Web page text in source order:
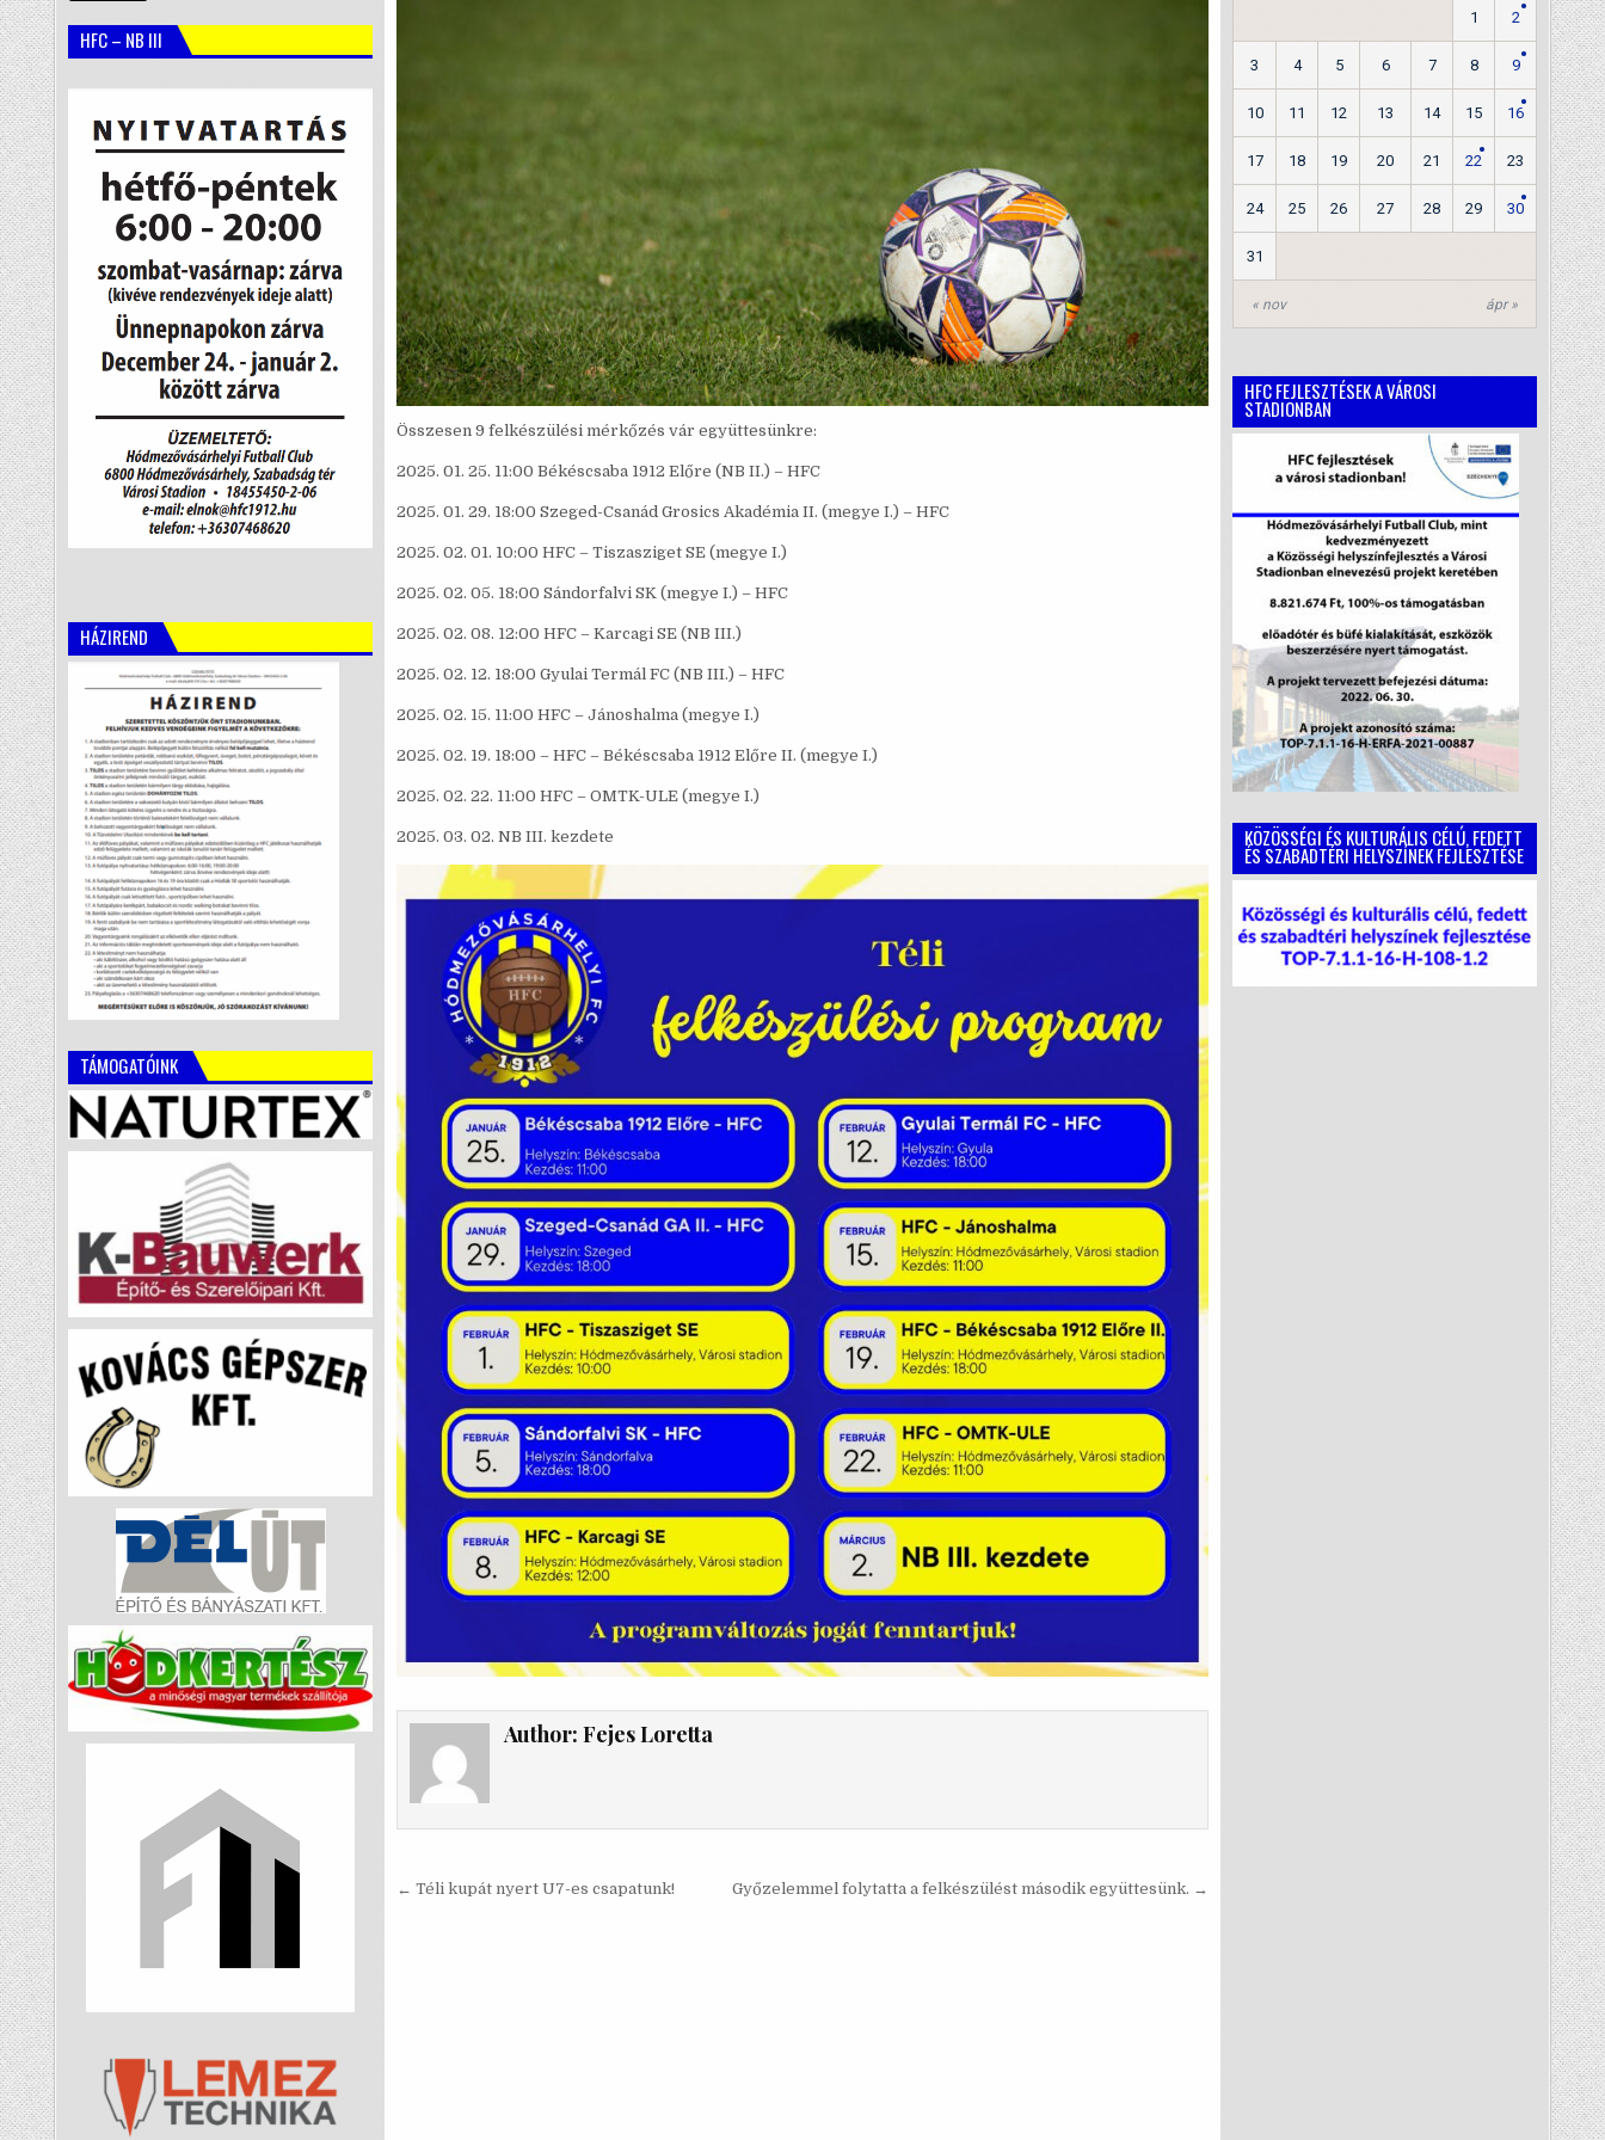
Összesen 9 felkészülési mérkőzés vár együttesünkre:
2025. 01. 25. 11:00 Békéscsaba 1912 Előre (NB II.) – HFC
2025. 01. 29. 18:00 Szeged-Csanád Grosics Akadémia II. (megye I.) – HFC
2025. 02. 01. 10:00 HFC – Tiszasziget SE (megye I.)
2025. 02. 05. 18:00 Sándorfalvi SK (megye I.) – HFC
2025. 02. 08. 12:00 HFC – Karcagi SE (NB III.)
2025. 02. 12. 18:00 Gyulai Termál FC (NB III.) – HFC
2025. 02. 15. 11:00 HFC – Jánoshalma (megye I.)
2025. 02. 19. 18:00 – HFC – Békéscsaba 1912 Előre II. (megye I.)
2025. 02. 22. 11:00 HFC – OMTK-ULE (megye I.)
2025. 03. 02. NB III. kezdete
Author: Fejes Loretta
Bejegyzés
← Téli kupát nyert U7-es csapatunk! Győzelemmel folytatta a felkészülést második együttesünk. →
HFC – NB III
HÁZIREND
TÁMOGATÓINK
« nov ápr »
1 2
3 4 5 6 7 8 9
10 11 12 13 14 15 16
17 18 19 20 21 22 23
24 25 26 27 28 29 30
31
HFC FEJLESZTÉSEK A VÁROSI
STADIONBAN
KÖZÖSSÉGI ÉS KULTURÁLIS CÉLÚ, FEDETT
ÉS SZABADTÉRI HELYSZÍNEK FEJLESZTÉSE